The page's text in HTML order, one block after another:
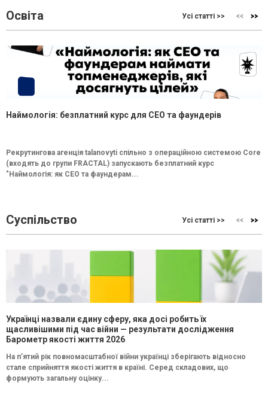
Освіта Усі статті >>
Наймологія: безплатний курс для CEO та фаундерів
Рекрутингова агенція talanovyti спільно з операційною системою Core
(входять до групи FRACTAL) запускають безплатний курс
"Наймологія: як СEO та фаундерам...
Суспільство Усі статті >>
Українці назвали єдину сферу, яка досі робить їх
щасливішими під час війни — результати дослідження
Барометр якості життя 2026
На п’ятий рік повномасштабної війни українці зберігають відносно
стале сприйняття якості життя в країні. Серед складових, що
формують загальну оцінку...